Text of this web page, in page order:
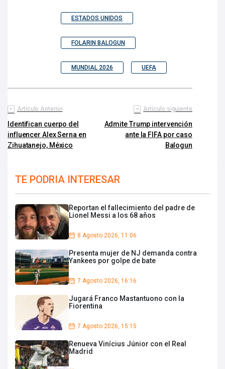
ESTADOS UNIDOS
FOLARIN BALOGUN
MUNDIAL 2026 UEFA
Artículo Anterior
Identifican cuerpo del
influencer Alex Serna en
Zihuatanejo, México
Artículo siguiente
Admite Trump intervención
ante la FIFA por caso
Balogun
TE PODRIA INTERESAR
Reportan el fallecimiento del padre de
Lionel Messi a los 68 años
8 Agosto 2026, 11:06
Presenta mujer de NJ demanda contra
Yankees por golpe de bate
7 Agosto 2026, 16:16
Jugará Franco Mastantuono con la
Fiorentina
7 Agosto 2026, 15:15
Renueva Vinícius Júnior con el Real
Madrid